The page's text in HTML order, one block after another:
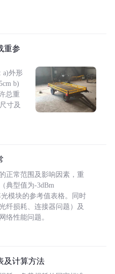
重参
a)外形
b)
总重
寸及
正常范围及影响因素，重
典型值为-3dBm
模块的参考值表格。同时
纤损耗、连接器问题）及
络性能问题。
及计算方法